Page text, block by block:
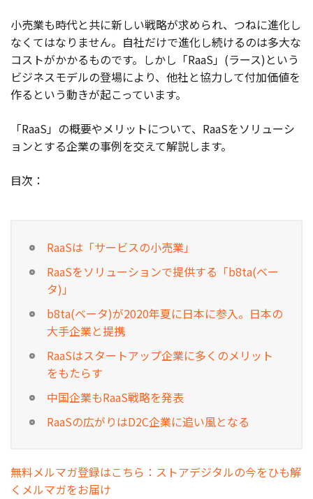
小売業も時代と共に新しい戦略が求められ、つねに進化し
なくてはなりません。自社だけで進化し続けるのは多大な
コストがかかるものです。しかし「RaaS」(ラース)という
ビジネスモデルの登場により、他社と協力して付加価値を
作るという動きが起こっています。
「RaaS」の概要やメリットについて、RaaSをソリューシ
ョンとする企業の事例を交えて解説します。
目次：
RaaSは「サービスの小売業」
RaaSをソリューションで提供する「b8ta(ベー
タ)」
b8ta(ベータ)が2020年夏に日本に参入。日本の
大手企業と提携
RaaSはスタートアップ企業に多くのメリット
をもたらす
中国企業もRaaS戦略を発表
RaaSの広がりはD2C企業に追い風となる
無料メルマガ登録はこちら：ストアデジタルの今をひも解
くメルマガをお届け